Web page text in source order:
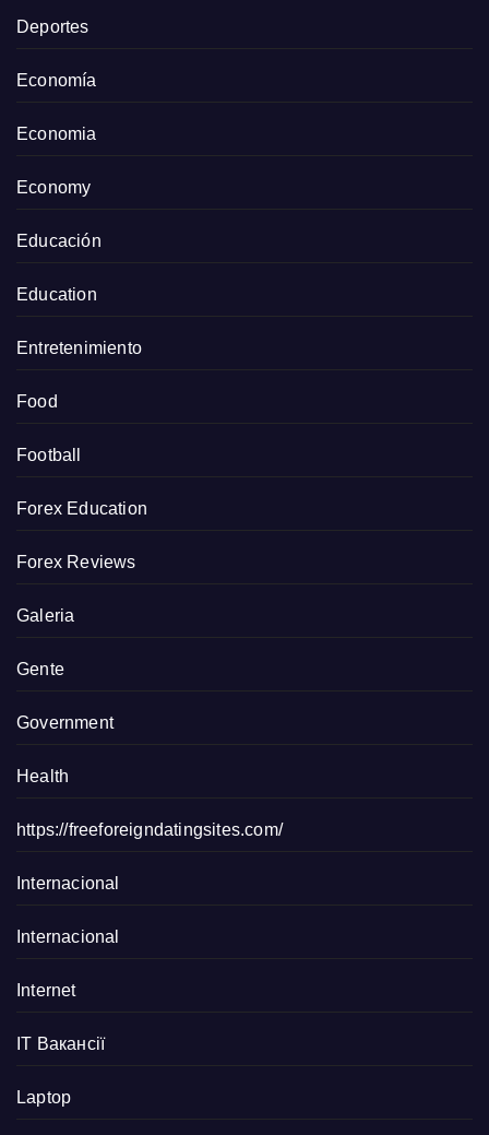
Deportes
Economía
Economia
Economy
Educación
Education
Entretenimiento
Food
Football
Forex Education
Forex Reviews
Galeria
Gente
Government
Health
https://freeforeigndatingsites.com/
Internacional
Internacional
Internet
IT Вакансії
Laptop